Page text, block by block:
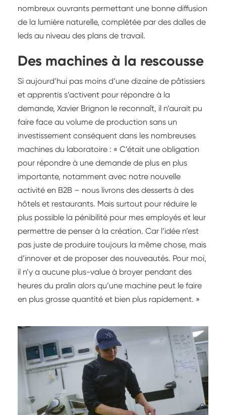
nombreux ouvrants permettant une bonne diffusion
de la lumière naturelle, complétée par des dalles de
leds au niveau des plans de travail.
Des machines à la rescousse
Si aujourd’hui pas moins d’une dizaine de pâtissiers
et apprentis s’activent pour répondre à la
demande, Xavier Brignon le reconnaît, il n’aurait pu
faire face au volume de production sans un
investissement conséquent dans les nombreuses
machines du laboratoire : « C’était une obligation
pour répondre à une demande de plus en plus
importante, notamment avec notre nouvelle
activité en B2B – nous livrons des desserts à des
hôtels et restaurants. Mais surtout pour réduire le
plus possible la pénibilité pour mes employés et leur
permettre de penser à la création. Car l’idée n’est
pas juste de produire toujours la même chose, mais
d’innover et de proposer des nouveautés. Pour moi,
il n’y a aucune plus-value à broyer pendant des
heures du pralin alors qu’une machine peut le faire
en plus grosse quantité et bien plus rapidement. »